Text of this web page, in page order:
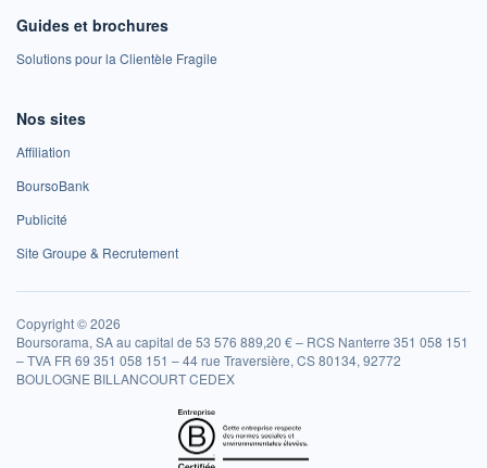
Guides et brochures
Solutions pour la Clientèle Fragile
Nos sites
Affiliation
BoursoBank
Publicité
Site Groupe & Recrutement
Copyright © 2026
Boursorama, SA au capital de 53 576 889,20 € – RCS Nanterre 351 058 151
– TVA FR 69 351 058 151 – 44 rue Traversière, CS 80134, 92772
BOULOGNE BILLANCOURT CEDEX